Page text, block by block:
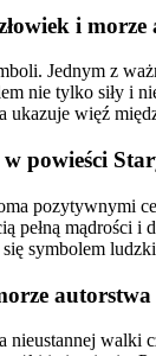
i
Jednym z
nie tylko siły
więź
powieści
pełną
symbolem